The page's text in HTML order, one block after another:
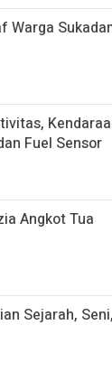
Warga
Fuel Sensor
Angkot Tua
Sejarah,